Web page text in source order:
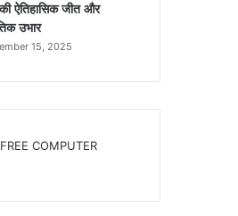
ऐतिहासिक जीत और
उभार
15, 2025